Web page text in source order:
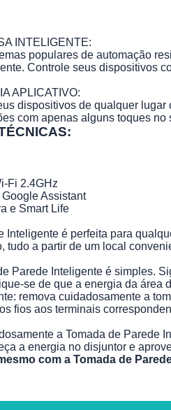
INTELIGENTE:
populares de automação
Controle seus dispositivos
APLICATIVO:
dispositivos de qualquer
com apenas alguns toques no
Fi 2.4GHz
Assistant
e Smart Life
Inteligente é perfeita para
tudo a partir de um local
Parede Inteligente é simples.
se de que a energia da área
remova cuidadosamente a
fios aos terminais
a Tomada de Parede
a energia no disjuntor e
com a Tomada de